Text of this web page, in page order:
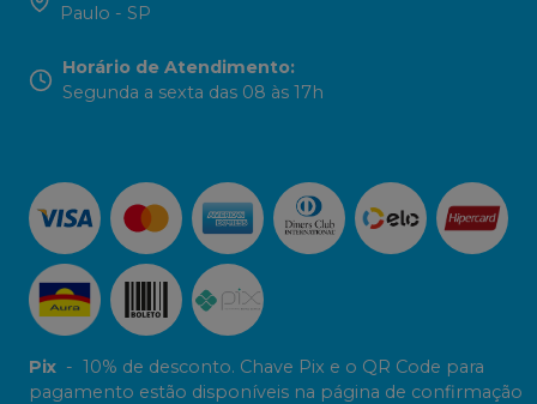
Paulo - SP
Horário de Atendimento:
Segunda a sexta das 08 às 17h
Pix - 10% de desconto. Chave Pix e o QR Code para
pagamento estão disponíveis na página de confirmação